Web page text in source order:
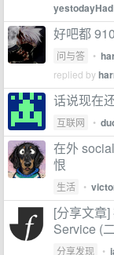
好吧都
问与答 •
replied by
话说现在
互联网 •
在外
恨
生活 •
[分享文章
Service (
分享发现 •